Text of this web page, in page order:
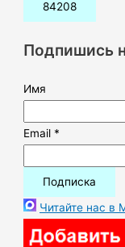
:Подпишись
Имя
Email *
Читайте нас в